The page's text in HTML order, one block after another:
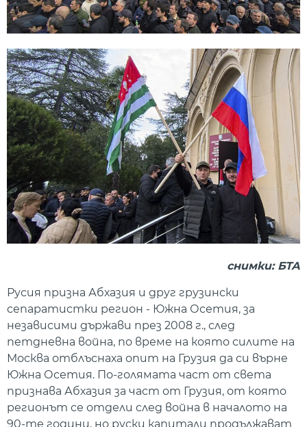
снимки: БТА
Русия призна Абхазия и друг грузински
сепаратистки регион - Южна Осетия, за
независими държави през 2008 г., след
петдневна война, по време на която силите на
Москва отблъснаха опит на Грузия да си върне
Южна Осетия. По-голямата част от света
признава Абхазия за част от Грузия, от която
регионът се отдели след война в началото на
90-те години, но руски капитали продължават